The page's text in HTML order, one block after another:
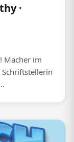
·
Macher im